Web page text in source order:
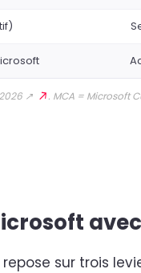
↗ . MCA = Microsoft
avec
sur trois